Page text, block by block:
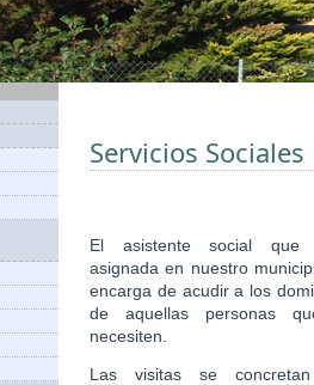
Servicios Sociales
El asistente social que
asignada en nuestro
encarga de acudir a los
de aquellas personas
necesiten.
Las visitas se